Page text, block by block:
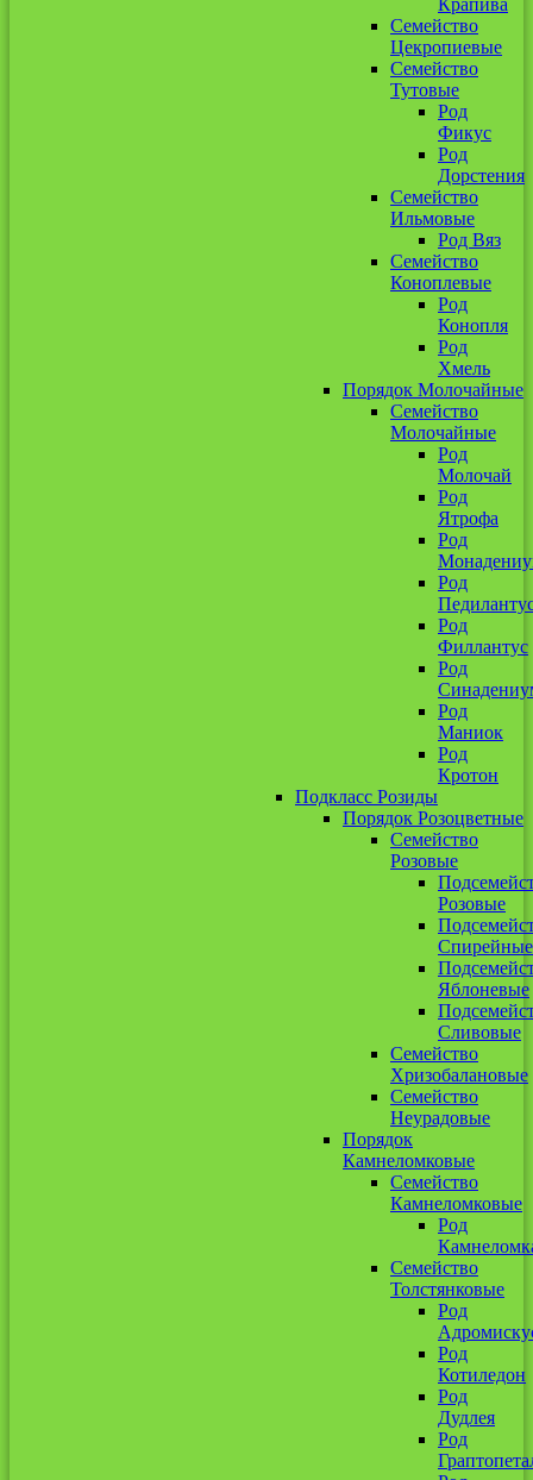
Крапива
Семейство
Цекропиевые
Семейство
Тутовые
Род
Фикус
Род
Дорстения
Семейство
Ильмовые
Род Вяз
Семейство
Коноплевые
Род
Конопля
Род
Хмель
Порядок Молочайные
Семейство
Молочайные
Род
Молочай
Род
Ятрофа
Род
Род
Род
Филлантус
Род
Род
Маниок
Род
Кротон
Подкласс Розиды
Порядок Розоцветные
Семейство
Розовые
Розовые
Спирейные
Яблоневые
Сливовые
Семейство
Хризобалановые
Семейство
Неурадовые
Порядок
Камнеломковые
Семейство
Камнеломковые
Род
Семейство
Толстянковые
Род
Род
Котиледон
Род
Дудлея
Род